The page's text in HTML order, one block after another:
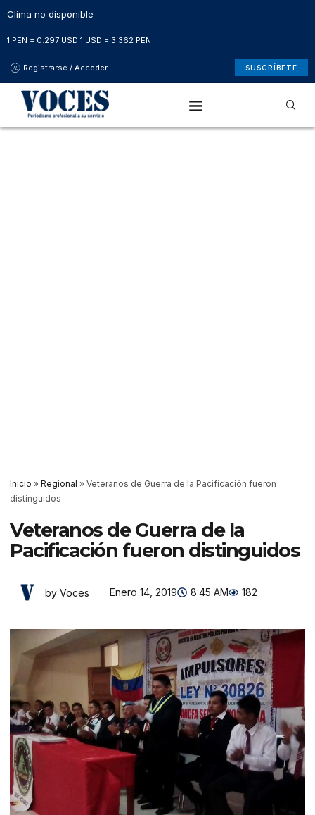
Clima no disponible
1 PEN = 0.297 USD 1 USD = 3.362 PEN
Registrarse / Acceder SUSCRÍBETE
Inicio » Regional » Veteranos de Guerra de la Pacificación fueron
distinguidos
Veteranos de Guerra de la
Pacificación fueron distinguidos
by Voces Enero 14, 2019 8:45 AM 182